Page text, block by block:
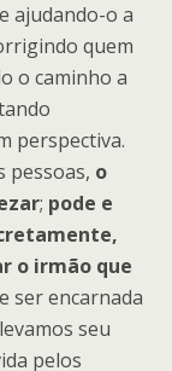
ajudando-o a
quem
o caminho a
perspectiva.
pessoas, o
; pode e
o irmão que
ser encarnada
seu
pelos